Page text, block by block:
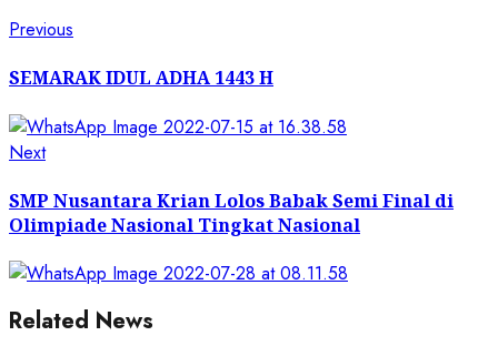
Post
navigation
Previous
SEMARAK IDUL ADHA 1443 H
NextNext
SMP Nusantara Krian Lolos Babak Semi Final di
Olimpiade Nasional Tingkat Nasional
Related News